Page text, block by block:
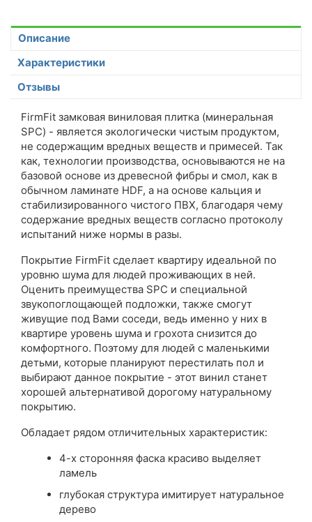
Описание
Характеристики
Отзывы
FirmFit замковая виниловая плитка (минеральная
SPC) - является экологически чистым продуктом,
не содержащим вредных веществ и примесей. Так
как, технологии производства, основываются не на
базовой основе из древесной фибры и смол, как в
обычном ламинате HDF, а на основе кальция и
стабилизированного чистого ПВХ, благодаря чему
содержание вредных веществ согласно протоколу
испытаний ниже нормы в разы.
Покрытие FirmFit сделает квартиру идеальной по
уровню шума для людей проживающих в ней.
Оценить преимущества SPC и специальной
звукопоглощающей подложки, также смогут
живущие под Вами соседи, ведь именно у них в
квартире уровень шума и грохота снизится до
комфортного. Поэтому для людей с маленькими
детьми, которые планируют перестилать пол и
выбирают данное покрытие - этот винил станет
хорошей альтернативой дорогому натуральному
покрытию.
Обладает рядом отличительных характеристик:
4-х сторонняя фаска красиво выделяет
ламель
глубокая структура имитирует натуральное
дерево